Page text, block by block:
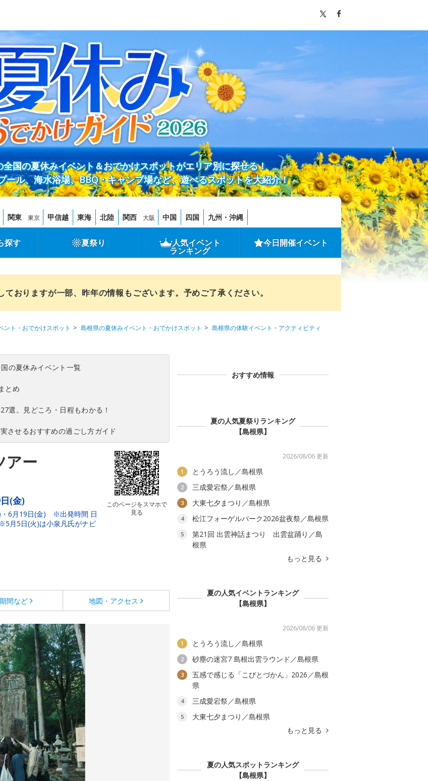
国の夏休みイベント＆おでかけスポットがエリア別に探せる！
ール、海水浴場、BBQ・キャンプ場など、遊べるスポットを大紹介！
関東 東京 甲信越 東海 北陸 関西 大阪 中国 四国 九州・沖縄
探す 夏祭り 人気イベント
ランキング
今日開催イベント
おりますが一部、昨年の情報もございます。予めご了承ください。
ント・おでかけスポット 島根県の夏休みイベント・おでかけスポット
島根県の体験イベント・アクティビティ
の夏休みイベント一覧
とめ
選。見どころ・日程もわかる！
させるおすすめの過ごし方ガイド
アー
このページをスマホで
見る
(金)
・6月19日(金) ※出発時間 日
月5日(火)は小泉凡氏がナビ
間など 地図・アクセス
おすすめ情報
夏の人気夏祭りランキング
【島根県】
2026/08/06 更新
1 とうろう流し／島根県
2 三成愛宕祭／島根県
3 大東七夕まつり／島根県
4 松江フォーゲルパーク2026盆夜祭／島根県
5
第21回 出雲神話まつり 出雲盆踊り／島
根県
もっと見る
夏の人気イベントランキング
【島根県】
2026/08/06 更新
1 とうろう流し／島根県
2 砂塵の迷宮7 島根出雲ラウンド／島根県
3
五感で感じる「こびとづかん」2026／島根
県
4 三成愛宕祭／島根県
5
大東七夕まつり／島根県
もっと見る
夏の人気スポットランキング
【島根県】